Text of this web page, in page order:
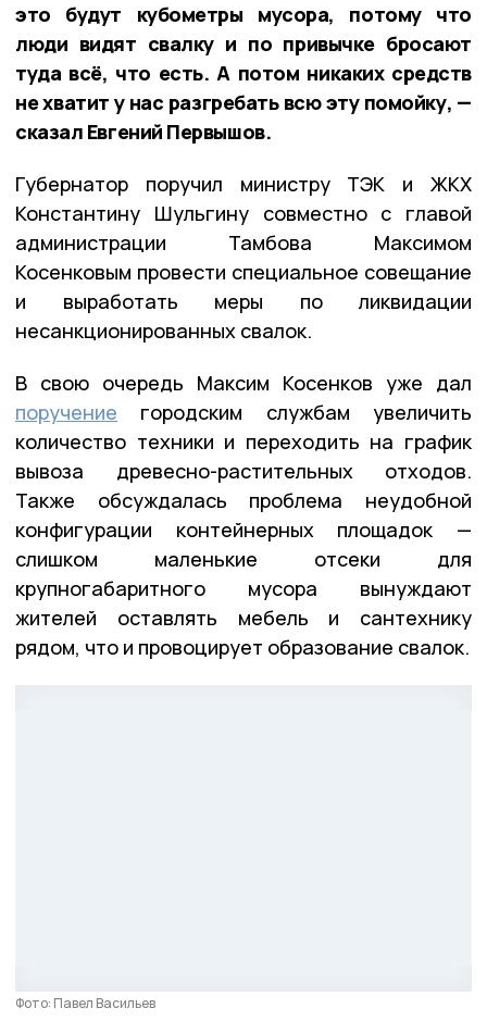
это будут кубометры мусора, потому что
люди видят свалку и по привычке бросают
туда всё, что есть. А потом никаких средств
не хватит у нас разгребать всю эту помойку, —
сказал Евгений Первышов.
Губернатор поручил министру ТЭК и ЖКХ
Константину Шульгину совместно с главой
администрации Тамбова Максимом
Косенковым провести специальное совещание
и выработать меры по ликвидации
несанкционированных свалок.
В свою очередь Максим Косенков уже дал
поручение городским службам увеличить
количество техники и переходить на график
вывоза древесно-растительных отходов.
Также обсуждалась проблема неудобной
конфигурации контейнерных площадок —
слишком маленькие отсеки для
крупногабаритного мусора вынуждают
жителей оставлять мебель и сантехнику
рядом, что и провоцирует образование свалок.
Фото: Павел Васильев